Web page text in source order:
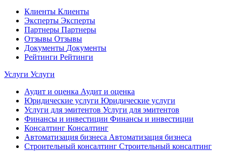
Клиенты Клиенты
Эксперты Эксперты
Партнеры Партнеры
Отзывы Отзывы
Документы Документы
Рейтинги Рейтинги
Услуги Услуги
Аудит и оценка Аудит и оценка
Юридические услуги Юридические услуги
Услуги для эмитентов Услуги для эмитентов
Финансы и инвестиции Финансы и инвестиции
Консалтинг Консалтинг
Автоматизация бизнеса Автоматизация бизнеса
Строительный консалтинг Строительный консалтинг